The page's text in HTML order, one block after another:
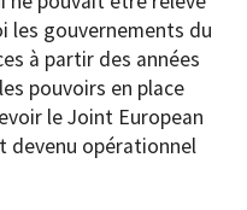
les gouvernements du
à partir des années
pouvoirs en place
le Joint European
devenu opérationnel